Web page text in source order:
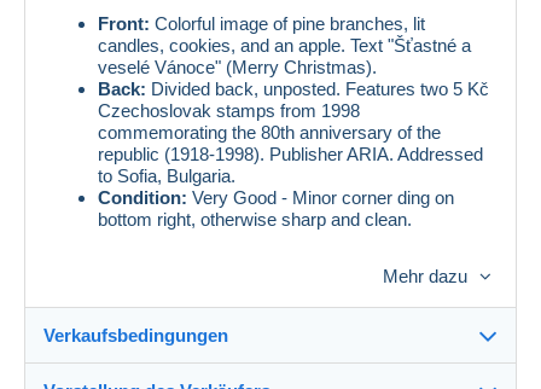
Front: Colorful image of pine branches, lit
candles, cookies, and an apple. Text "Šťastné a
veselé Vánoce" (Merry Christmas).
Back: Divided back, unposted. Features two 5 Kč
Czechoslovak stamps from 1998
commemorating the 80th anniversary of the
republic (1918-1998). Publisher ARIA. Addressed
to Sofia, Bulgaria.
Condition: Very Good - Minor corner ding on
bottom right, otherwise sharp and clean.
Condition:Vintage postcard showing signs of age
consistent with its era. May have minor wear, edge
softening, or light discoloration typical of paper
collectibles. Please examine all photos carefully for
Mehr dazu
Verkaufsbedingungen